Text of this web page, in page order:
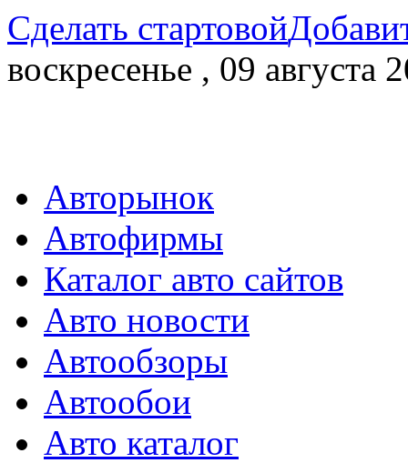
Сделать стартовой
воскресенье , 09 августа
Авторынок
Автофирмы
Каталог авто сайтов
Авто новости
Автообзоры
Автообои
Авто каталог